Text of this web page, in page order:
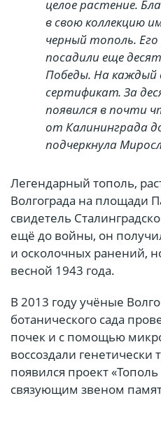
целое растение.
в свою коллекцию
черный тополь.
посадили еще
Победы. На каждый
сертификат. За
появился в почти
от Калининграда
подчеркнула
Легендарный тополь,
Волгограда на площади
свидетель
ещё до войны, он
и осколочных ранений,
весной 1943 года.
В 2013 году учёные
ботанического сада
почек и с помощью
воссоздали генетически
появился проект
связующим звеном